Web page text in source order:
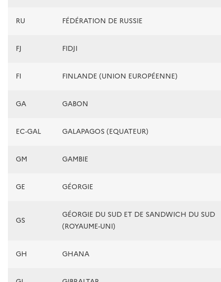
RU FÉDÉRATION DE RUSSIE
FJ FIDJI
FI FINLANDE (UNION EUROPÉENNE)
GA GABON
EC-GAL GALAPAGOS (EQUATEUR)
GM GAMBIE
GE GÉORGIE
GS
GÉORGIE DU SUD ET DE SANDWICH DU SUD
(ROYAUME-UNI)
GH GHANA